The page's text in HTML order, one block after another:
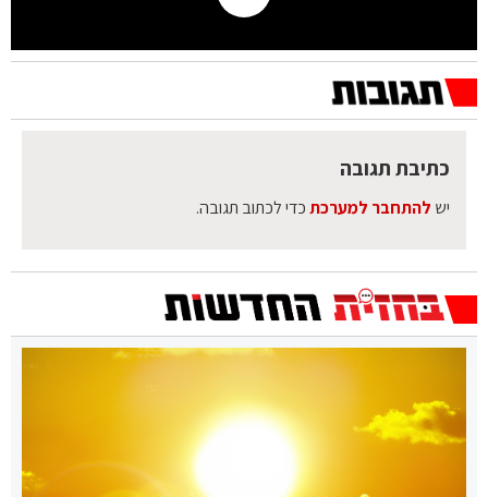
כתיבת תגובה
יש להתחבר למערכתכדי לכתוב תגובה.